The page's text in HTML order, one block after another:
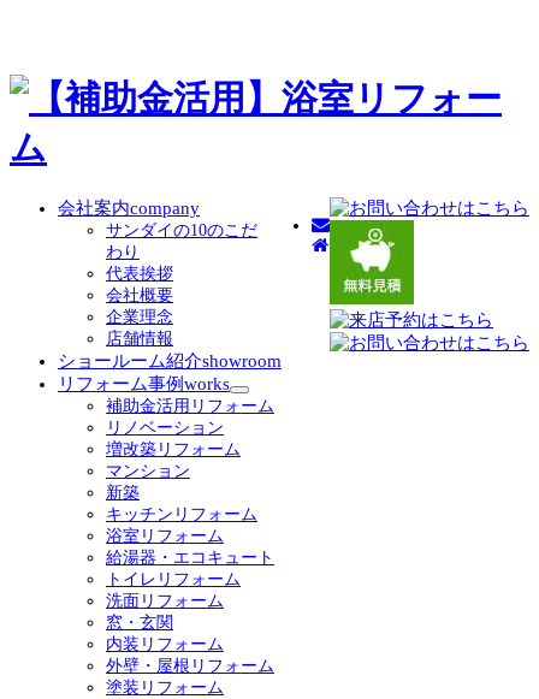
会社案内company
サンダイの10のこだ
わり
代表挨拶
会社概要
企業理念
店舗情報
ショールーム紹介showroom
リフォーム事例works
サ
ー
補助金活用リフォーム
リノベーション
増改築リフォーム
マンション
新築
キッチンリフォーム
浴室リフォーム
給湯器・エコキュート
トイレリフォーム
洗面リフォーム
窓・玄関
内装リフォーム
外壁・屋根リフォーム
塗装リフォーム